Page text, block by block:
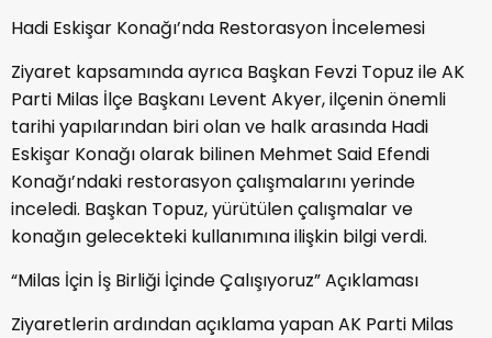
Hadi Eskişar Konağı’nda Restorasyon İncelemesi
Ziyaret kapsamında ayrıca Başkan Fevzi Topuz ile AK
Parti Milas İlçe Başkanı Levent Akyer, ilçenin önemli
tarihi yapılarından biri olan ve halk arasında Hadi
Eskişar Konağı olarak bilinen Mehmet Said Efendi
Konağı’ndaki restorasyon çalışmalarını yerinde
inceledi. Başkan Topuz, yürütülen çalışmalar ve
konağın gelecekteki kullanımına ilişkin bilgi verdi.
“Milas İçin İş Birliği İçinde Çalışıyoruz” Açıklaması
Ziyaretlerin ardından açıklama yapan AK Parti Milas